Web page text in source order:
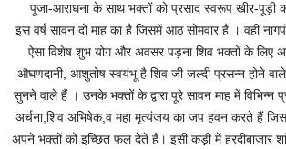
पूजा-आराधना के साथ भक्तों को प्रसाद स्वरूप खीर-पूड़ी
इस वर्ष सावन दो माह का है जिसमें आठ सोमवार है । वहीं
ऐसा विशेष शुभ योग और अवसर पड़ना शिव भक्तों के लिए
औघणदानी, आशुतोष स्वयंभू है शिव जी जल्दी प्रसन्न होने वाले
सुनने वाले हैं । उनके भक्तों के द्वारा पूरे सावन माह में
अर्चना,शिव अभिषेक,व महा मृत्यंजय का जप हवन करते हैं
अपने भक्तों को इच्छित फल देते हैं। इसी कड़ी में हरदीबाजार